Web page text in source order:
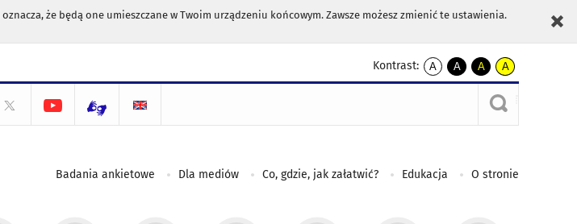
że będą one umieszczane w Twoim urządzeniu końcowym. Zawsze możesz zmienić te ustawienia.
Kontrast:
A
kontrast
A
kontrast
czarnym
A
kontrast
żółty
tekst
czarnym
A
kontrast
czarny
tekst
żółtym
Badania ankietowe Dla mediów Co, gdzie, jak załatwić? Edukacja O stronie